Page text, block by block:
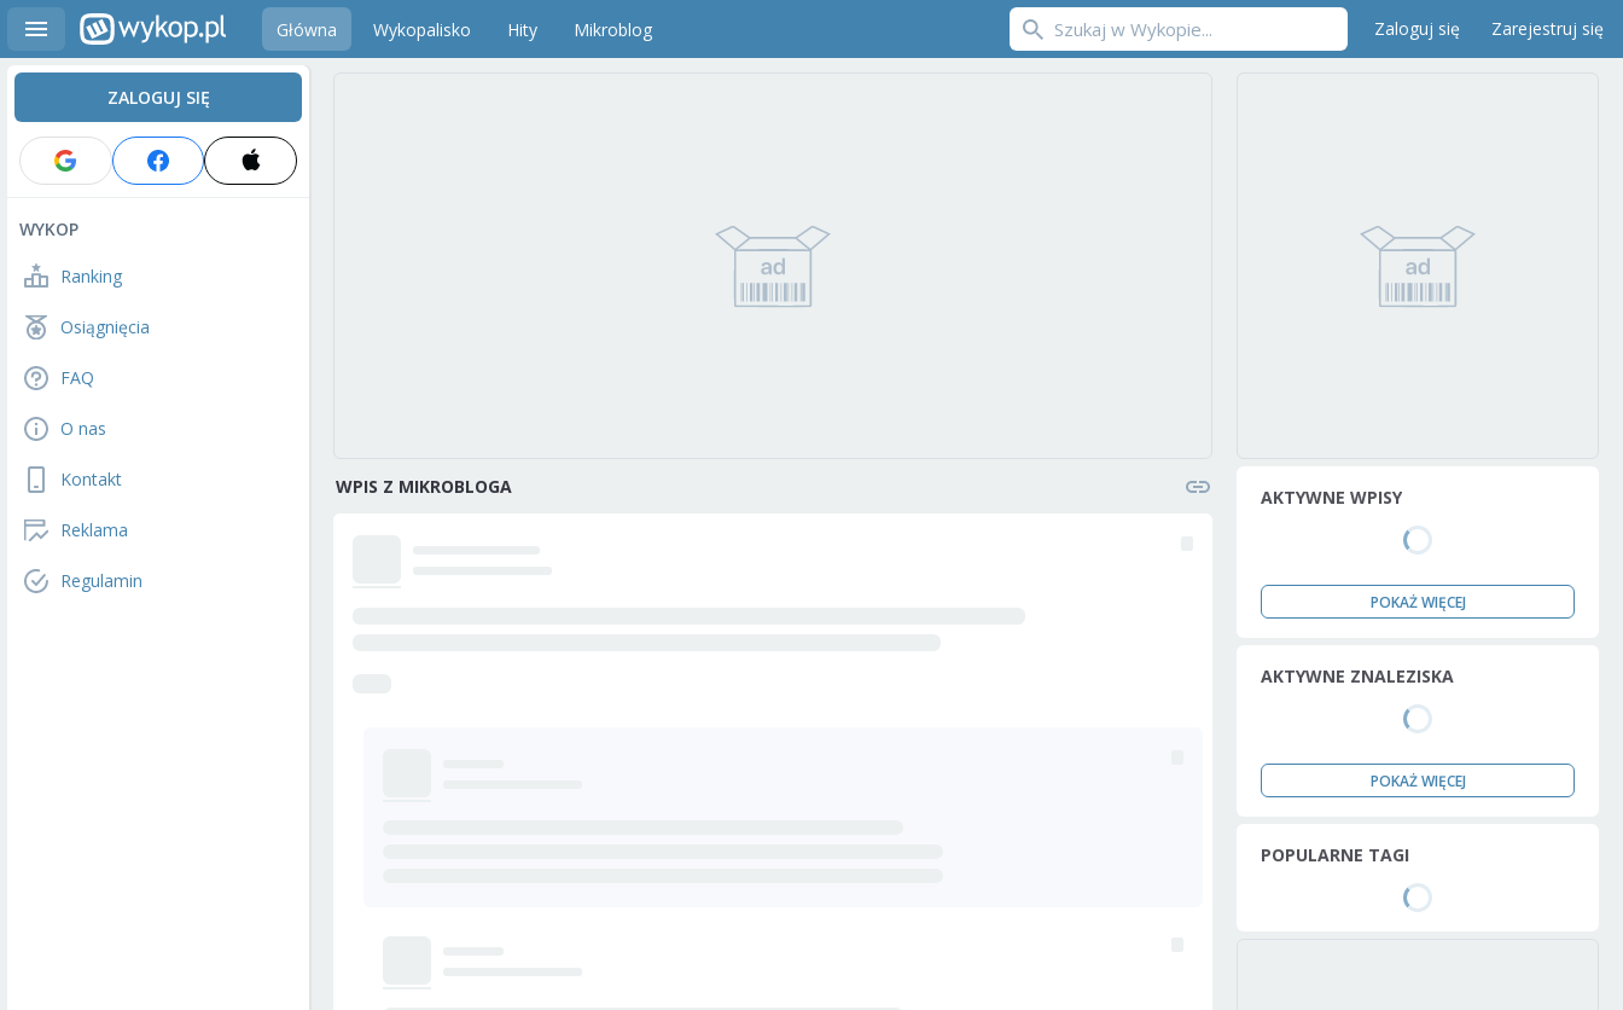
Główna Wykopalisko Hity Mikroblog Zaloguj się Zarejestruj się
ZALOGUJ SIĘ
WYKOP
Ranking
Osiągnięcia
FAQ
O nas
Kontakt
Reklama
Regulamin
WPIS Z MIKROBLOGA AKTYWNE WPISY
POKAŻ WIĘCEJ
AKTYWNE ZNALEZISKA
POKAŻ WIĘCEJ
POPULARNE TAGI